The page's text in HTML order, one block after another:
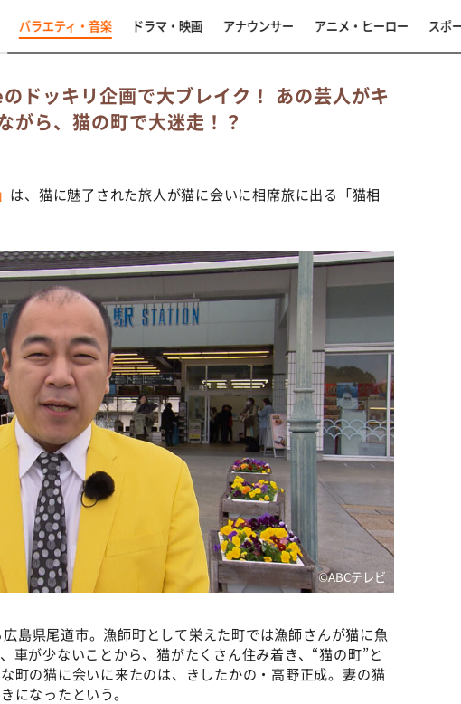
バラエティ・音楽 ドラマ・映画 アナウンサー アニメ・ヒーロー スポ
ドッキリ企画で大ブレイク！ あの芸人がキ
がら、猫の町で大迷走！？
は、猫に魅了された旅人が猫に会いに相席旅に出る「猫相
©ABCテレビ
島県尾道市。漁師町として栄えた町では漁師さんが猫に魚
車が少ないことから、猫がたくさん住み着き、“猫の町”と
町の猫に会いに来たのは、きしたかの・高野正成。妻の猫
になったという。